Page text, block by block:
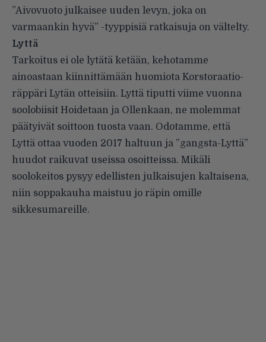
”Aivovuoto julkaisee uuden levyn, joka on
varmaankin hyvä” -tyyppisiä ratkaisuja on vältelty.
Lyttä
Tarkoitus ei ole lytätä ketään, kehotamme
ainoastaan kiinnittämään huomiota Korstoraatio-
räppäri Lytän otteisiin. Lyttä tiputti viime vuonna
soolobiisit Hoidetaan ja Ollenkaan, ne molemmat
päätyivät soittoon tuosta vaan. Odotamme, että
Lyttä ottaa vuoden 2017 haltuun ja ”gangsta-Lyttä”
huudot raikuvat useissa osoitteissa. Mikäli
soolokeitos pysyy edellisten julkaisujen kaltaisena,
niin soppakauha maistuu jo räpin omille
sikkesumareille.